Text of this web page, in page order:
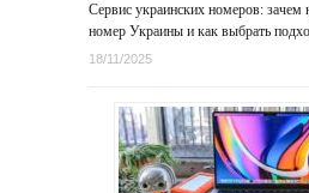
Сервис украинских номеров: зачем
номер Украины и как выбрать
18/11/2025